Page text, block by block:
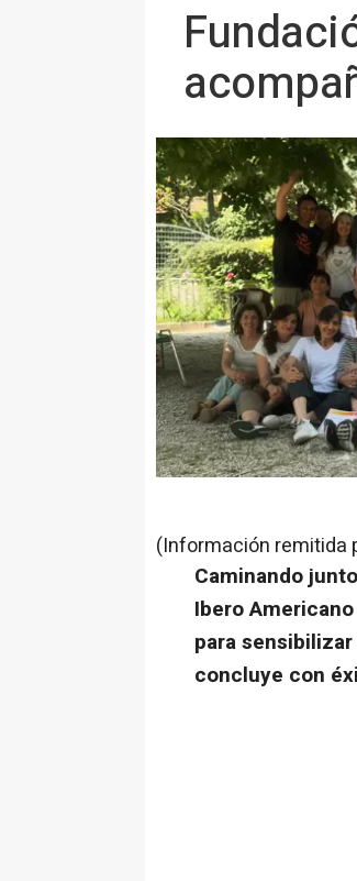
(Información remitida
Caminando
Ibero
para
concluye con